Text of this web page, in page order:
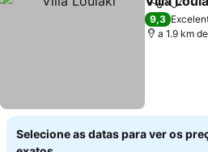
Partilhar
9,3
a 1.9 km
Selecione as datas para ver os